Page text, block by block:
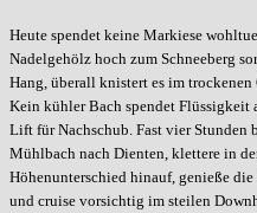
Heute spendet keine Markiese
Nadelgehölz hoch zum Schneeberg
Hang, überall knistert es im
Kein kühler Bach spendet Flüssigkeit
Lift für Nachschub. Fast vier
Mühlbach nach Dienten, klettere in
Höhenunterschied hinauf, genieße
und cruise vorsichtig im steilen